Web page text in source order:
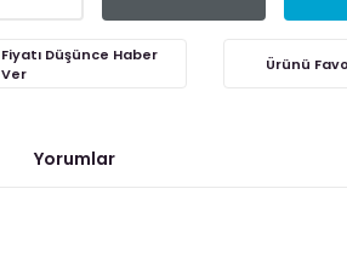
Fiyatı Düşünce Haber
Ver
Yorumlar